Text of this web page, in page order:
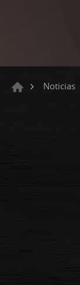
Noticias